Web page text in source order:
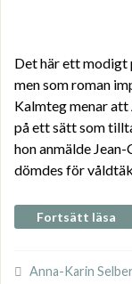
Det här ett modigt
men som roman
Kalmteg menar att
på ett sätt som
hon anmälde
dömdes för
Fortsätt läsa
Anna-Karin